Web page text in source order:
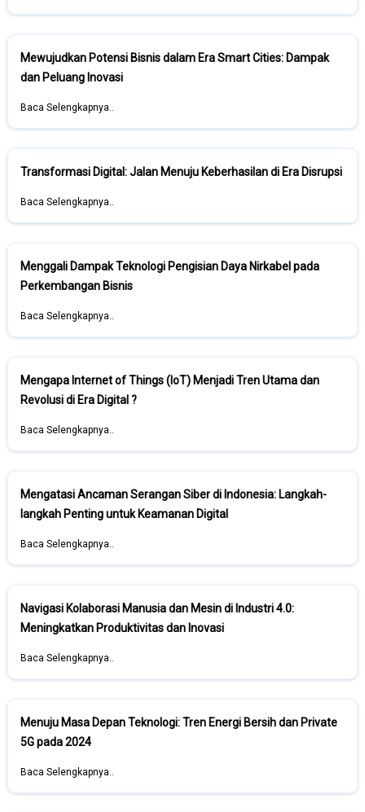
Mewujudkan Potensi Bisnis dalam Era Smart Cities: Dampak
dan Peluang Inovasi
Baca Selengkapnya..
Transformasi Digital: Jalan Menuju Keberhasilan di Era Disrupsi
Baca Selengkapnya..
Menggali Dampak Teknologi Pengisian Daya Nirkabel pada
Perkembangan Bisnis
Baca Selengkapnya..
Mengapa Internet of Things (IoT) Menjadi Tren Utama dan
Revolusi di Era Digital ?
Baca Selengkapnya..
Mengatasi Ancaman Serangan Siber di Indonesia: Langkah-
langkah Penting untuk Keamanan Digital
Baca Selengkapnya..
Navigasi Kolaborasi Manusia dan Mesin di Industri 4.0:
Meningkatkan Produktivitas dan Inovasi
Baca Selengkapnya..
Menuju Masa Depan Teknologi: Tren Energi Bersih dan Private
5G pada 2024
Baca Selengkapnya..